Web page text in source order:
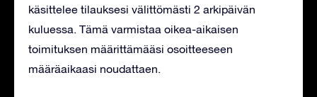
käsittelee tilauksesi välittömästi 2 arkipäivän
kuluessa. Tämä varmistaa oikea-aikaisen
toimituksen määrittämääsi osoitteeseen
määräaikaasi noudattaen.